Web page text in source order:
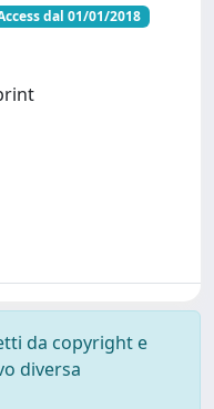
dal 01/01/2018
da copyright e
diversa